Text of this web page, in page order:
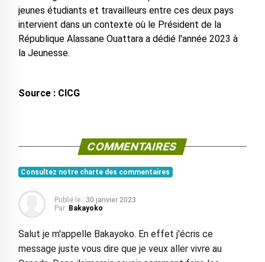
jeunes étudiants et travailleurs entre ces deux pays
intervient dans un contexte où le Président de la
République Alassane Ouattara a dédié l'année 2023 à
la Jeunesse.
Source : CICG
COMMENTAIRES
Consultez notre charte des commentaires
Publié le : 30 janvier 2023
Par: Bakayoko
Salut je m'appelle Bakayoko. En effet j'écris ce
message juste vous dire que je veux aller vivre au